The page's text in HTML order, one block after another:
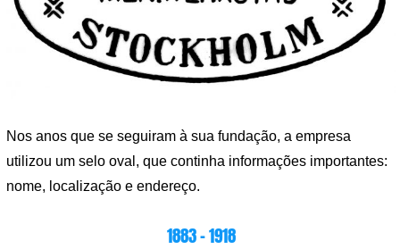
Nos anos que se seguiram à sua fundação, a empresa
utilizou um selo oval, que continha informações importantes:
nome, localização e endereço.
1883 – 1918